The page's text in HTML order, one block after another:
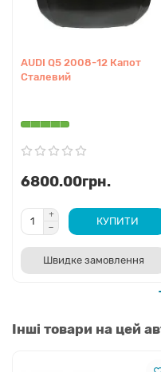
AUDI Q5 2008-12 Капот
Сталевий
6800.00грн.
КУПИТИ
Швидке замовлення
Інші товари на цей